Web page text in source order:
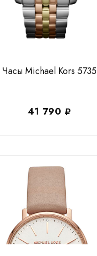
Часы Michael Kors 5735
41 790